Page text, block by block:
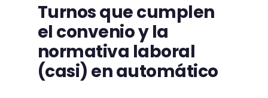
Turnos que cumplen
el convenio y la
normativa laboral
(casi) en automático